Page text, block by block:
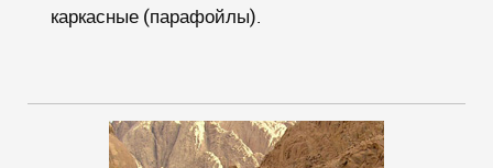
каркасные (парафойлы).